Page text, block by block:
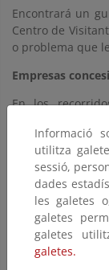
Encontrará un
Centro de
o problema que
Empresas
En los
guías que
utilizar, al
Empresas
En la Reserva
Parque Natural
de empresas,
en pequeños
Informació
utilitza
sessió,
dades
les galetes
galetes
galetes
galetes.